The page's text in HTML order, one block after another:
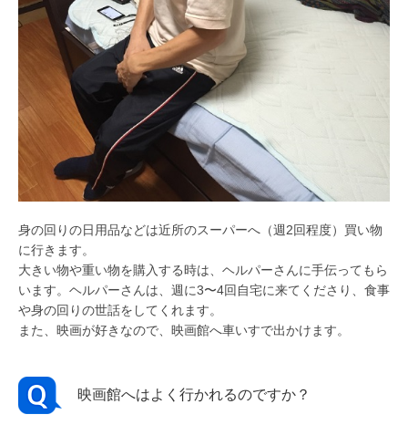
身の回りの日用品などは近所のスーパーへ（週2回程度）買い物
に行きます。
大きい物や重い物を購入する時は、ヘルパーさんに手伝ってもら
います。ヘルパーさんは、週に3〜4回自宅に来てくださり、食事
や身の回りの世話をしてくれます。
また、映画が好きなので、映画館へ車いすで出かけます。
映画館へはよく行かれるのですか？